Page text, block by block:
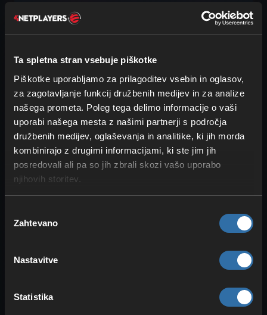
Ta spletna stran vsebuje piškotke
Piškotke uporabljamo za prilagoditev vsebin in oglasov,
za zagotavljanje funkcij družbenih medijev in za analize
našega prometa. Poleg tega delimo informacije o vaši
uporabi našega mesta z našimi partnerji s področja
družbenih medijev, oglaševanja in analitike, ki jih morda
kombinirajo z drugimi informacijami, ki ste jim jih
posredovali ali pa so jih zbrali skozi vašo uporabo
njihovih storitev.
soglasja
Zahtevano
Nastavitve
Statistika
zato priporočamo predvsem
Pale tipa
led in voda. Ima pa tudidrugo fazo, v
vodni Pali, kot sta Jormuntide ali
Neptilius, zelo dobra izbira, imej pa za
drugo fazo tudi kogatipa zemlja, na
primer
Knocklem .
Xenolord vodnik: pomočniki in
priporočene ekipe
zato lahko znova računaš na
tipa, a